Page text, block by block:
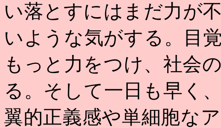
い落とすにはまだ力が
いような気がする。目
もっと力をつけ、社会
る。そして一日も早く
翼的正義感や単細胞な